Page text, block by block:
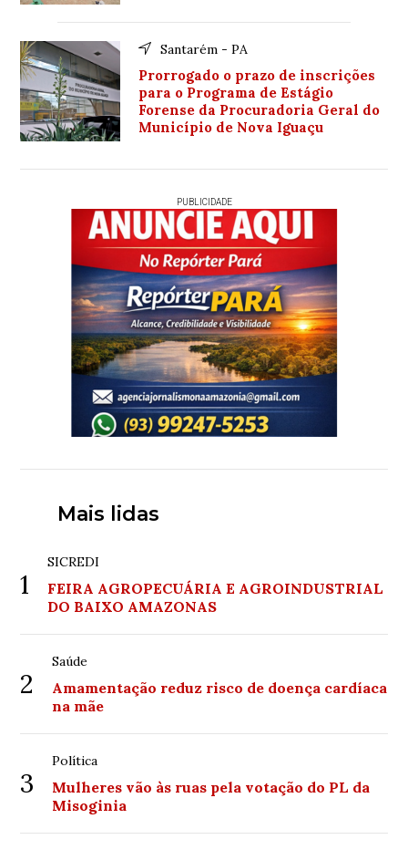
Santarém - PA
Prorrogado o prazo de inscrições
para o Programa de Estágio
Forense da Procuradoria Geral do
Município de Nova Iguaçu
PUBLICIDADE
Mais lidas
1
SICREDI
FEIRA AGROPECUÁRIA E AGROINDUSTRIAL
DO BAIXO AMAZONAS
2
Saúde
Amamentação reduz risco de doença cardíaca
na mãe
3
Política
Mulheres vão às ruas pela votação do PL da
Misoginia